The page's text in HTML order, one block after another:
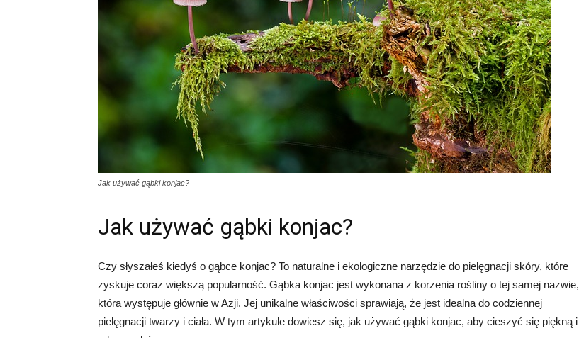
Jak używać gąbki konjac?
Jak używać gąbki konjac?
Czy słyszałeś kiedyś o gąbce konjac? To naturalne i ekologiczne narzędzie do pielęgnacji skóry, które
zyskuje coraz większą popularność. Gąbka konjac jest wykonana z korzenia rośliny o tej samej nazwie,
która występuje głównie w Azji. Jej unikalne właściwości sprawiają, że jest idealna do codziennej
pielęgnacji twarzy i ciała. W tym artykule dowiesz się, jak używać gąbki konjac, aby cieszyć się piękną i